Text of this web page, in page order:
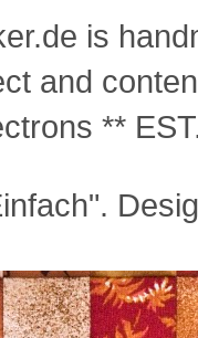
is
and
**